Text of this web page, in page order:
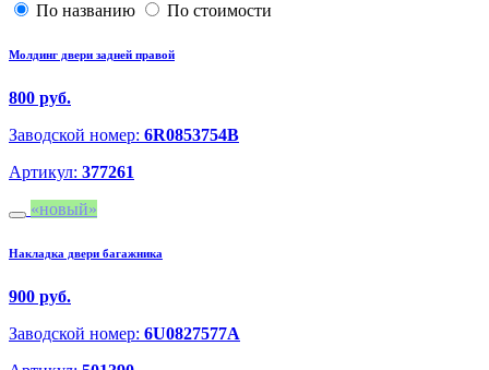
По названию
По стоимости
Молдинг двери задней правой
800 руб.
Заводской номер: 6R0853754B
Артикул: 377261
новый
Накладка двери багажника
900 руб.
Заводской номер: 6U0827577A